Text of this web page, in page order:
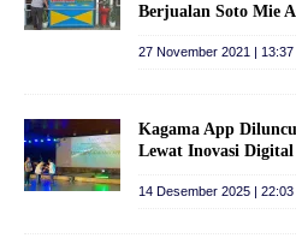
Berjualan Soto Mie
27 November 2021 | 13:37
Kagama App
Lewat Inovasi Digital
14 Desember 2025 | 22:03